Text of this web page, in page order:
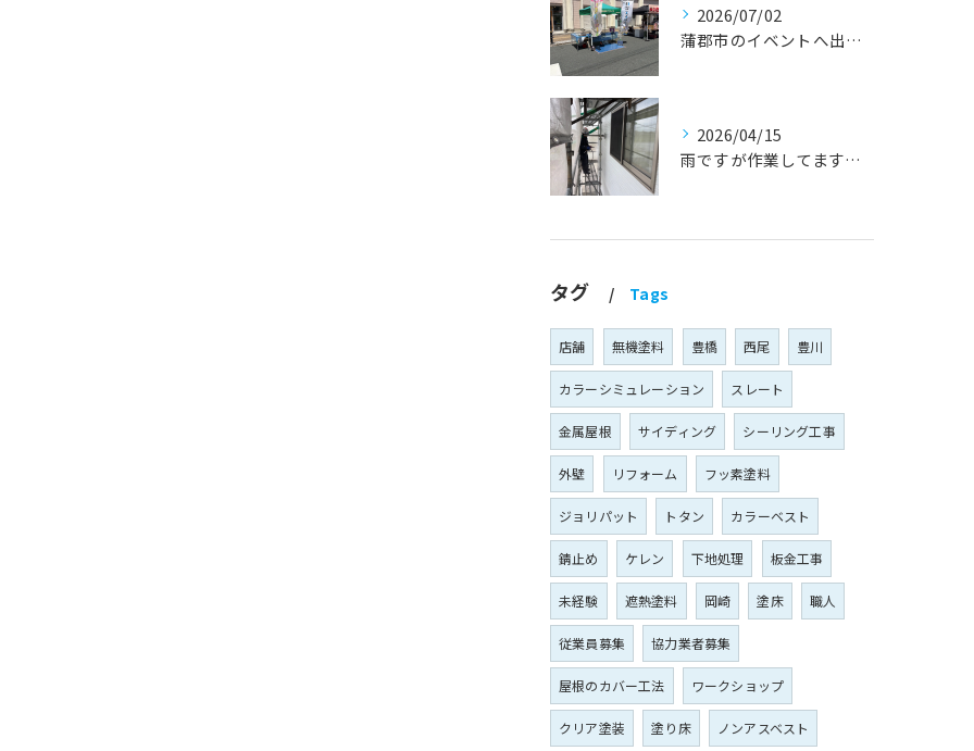
2026/07/02
蒲郡市のイベントへ出店しました！『外壁塗装・屋根塗装・雨漏り修理』
2026/04/15
雨ですが作業してます！『蒲郡市・岡崎市 外壁塗装・屋根塗装・雨漏り修理』
タグ Tags
店舗 無機塗料 豊橋 西尾 豊川
カラーシミュレーション スレート
金属屋根 サイディング シーリング工事
外壁 リフォーム フッ素塗料
ジョリパット トタン カラーベスト
錆止め ケレン 下地処理 板金工事
未経験 遮熱塗料 岡崎 塗床 職人
従業員募集 協力業者募集
屋根のカバー工法 ワークショップ
クリア塗装 塗り床 ノンアスベスト